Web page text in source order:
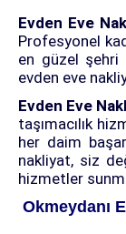
Evden Eve
Profesyonel
en güzel şehri
evden eve
Evden Eve
taşımacılık
her daim
nakliyat, siz
hizmetler
Okmeydanı